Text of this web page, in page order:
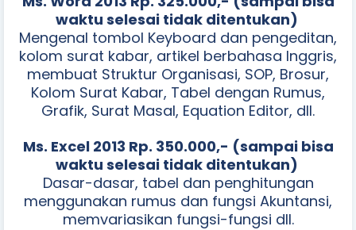
waktu selesai tidak ditentukan)
Mengenal tombol Keyboard dan pengeditan,
kolom surat kabar, artikel berbahasa Inggris,
membuat Struktur Organisasi, SOP, Brosur,
Kolom Surat Kabar, Tabel dengan Rumus,
Grafik, Surat Masal, Equation Editor, dll.
Ms. Excel 2013 Rp. 350.000,- (sampai bisa
waktu selesai tidak ditentukan)
Dasar-dasar, tabel dan penghitungan
menggunakan rumus dan fungsi Akuntansi,
memvariasikan fungsi-fungsi dll.